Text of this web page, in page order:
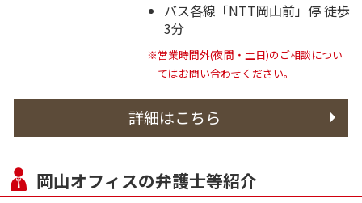
バス各線「NTT岡山前」停 徒歩
3分
※営業時間外(夜間・土日)のご相談につい
てはお問い合わせください。
詳細はこちら
岡山オフィスの弁護士等紹介